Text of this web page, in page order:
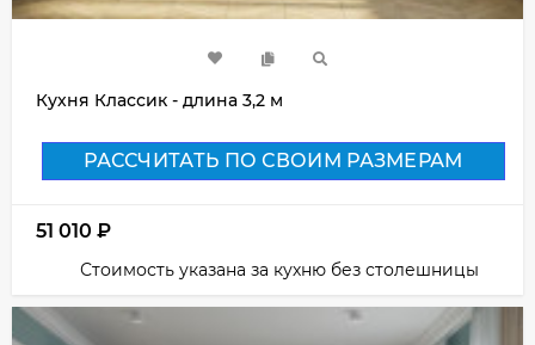
Кухня Классик - длина 3,2 м
РАССЧИТАТЬ ПО СВОИМ РАЗМЕРАМ
51 010 ₽
Стоимость указана за кухню без столешницы